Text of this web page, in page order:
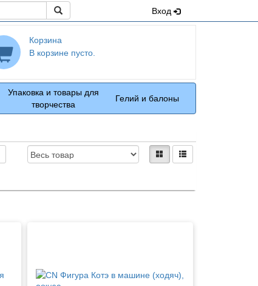
Вход
Корзина
В корзине пусто.
Упаковка и товары для
творчества
Гелий и балоны
Доступность: Вид:плиткамирядами